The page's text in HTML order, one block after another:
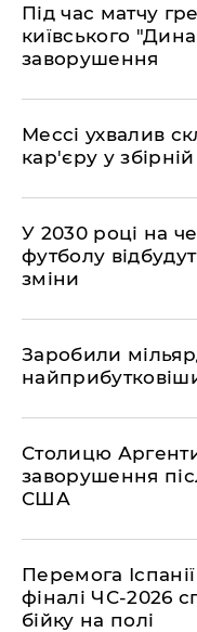
Під час матчу
київського
заворушення
Мессі ухвалив
кар'єру у
У 2030 році на
футболу
зміни
​Заробили
Столицю
заворушення
США
Перемога
фіналі ЧС-2026
бійку на полі